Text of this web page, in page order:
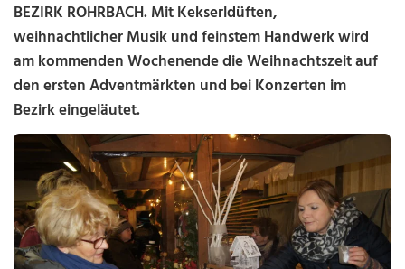
BEZIRK ROHRBACH.Mit Kekserldüften,
weihnachtlicher Musik und feinstem Handwerk wird
am kommenden Wochenende die Weihnachtszeit auf
den ersten Adventmärkten und bei Konzerten im
Bezirk eingeläutet.